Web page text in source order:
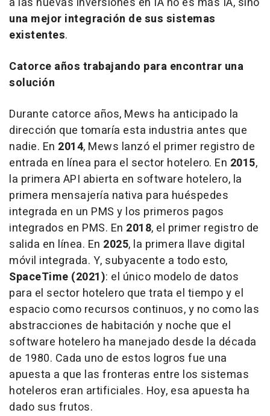
una mejor integración de sus sistemas
existentes.
Catorce años trabajando para encontrar una
solución
Durante catorce años, Mews ha anticipado la
dirección que tomaría esta industria antes que
nadie. En 2014, Mews lanzó el primer registro de
entrada en línea para el sector hotelero. En 2015,
la primera API abierta en software hotelero, la
primera mensajería nativa para huéspedes
integrada en un PMS y los primeros pagos
integrados en PMS. En 2018, el primer registro de
salida en línea. En 2025, la primera llave digital
móvil integrada. Y, subyacente a todo esto,
SpaceTime (2021): el único modelo de datos
para el sector hotelero que trata el tiempo y el
espacio como recursos continuos, y no como las
abstracciones de habitación y noche que el
software hotelero ha manejado desde la década
de 1980. Cada uno de estos logros fue una
apuesta a que las fronteras entre los sistemas
hoteleros eran artificiales. Hoy, esa apuesta ha
dado sus frutos.